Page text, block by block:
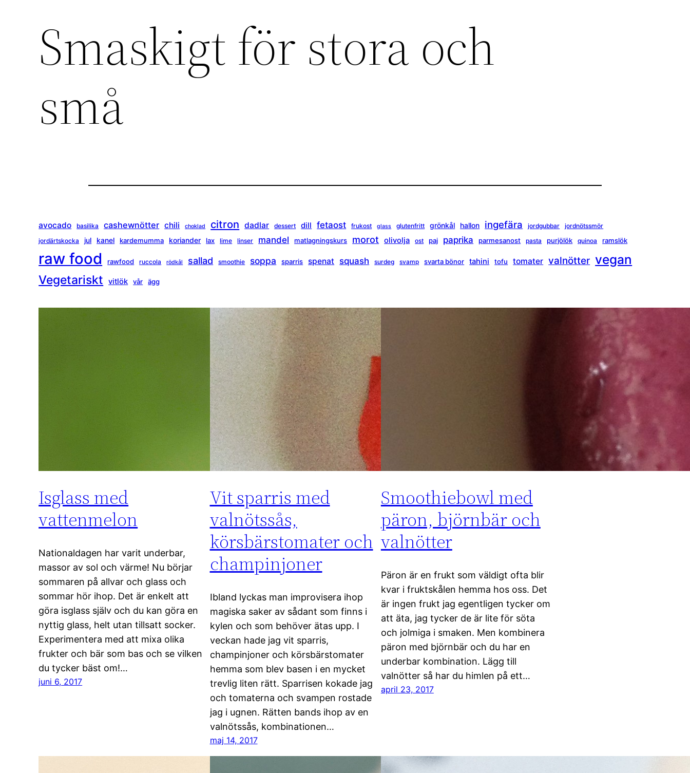
Smaskigt för stora och
små
avocado basilika cashewnötter chili choklad citron dadlar dessert dill fetaost frukost glass glutenfritt grönkål hallon ingefära jordgubbar
jordnötssmör
jordärtskocka
jul kanel kardemumma koriander lax lime linser mandel matlagningskurs morot olivolja ost paj paprika parmesanost pasta purjölök quinoa ramslök
raw food rawfood ruccola rödkål sallad smoothie soppa sparris spenat squash surdeg svamp svarta bönor tahini tofu tomater valnötter vegan
Vegetariskt vitlök vår ägg
Isglass med
vattenmelon
Nationaldagen har varit underbar,
massor av sol och värme! Nu börjar
sommaren på allvar och glass och
sommar hör ihop. Det är enkelt att
göra isglass själv och du kan göra en
nyttig glass, helt utan tillsatt socker.
Experimentera med att mixa olika
frukter och bär som bas och se vilken
du tycker bäst om!…
juni 6, 2017
Vit sparris med
valnötssås,
körsbärstomater och
champinjoner
Ibland lyckas man improvisera ihop
magiska saker av sådant som finns i
kylen och som behöver ätas upp. I
veckan hade jag vit sparris,
champinjoner och körsbärstomater
hemma som blev basen i en mycket
trevlig liten rätt. Sparrisen kokade jag
och tomaterna och svampen rostade
jag i ugnen. Rätten bands ihop av en
valnötssås, kombinationen…
maj 14, 2017
Smoothiebowl med
päron, björnbär och
valnötter
Päron är en frukt som väldigt ofta blir
kvar i fruktskålen hemma hos oss. Det
är ingen frukt jag egentligen tycker om
att äta, jag tycker de är lite för söta
och jolmiga i smaken. Men kombinera
päron med björnbär och du har en
underbar kombination. Lägg till
valnötter så har du himlen på ett…
april 23, 2017